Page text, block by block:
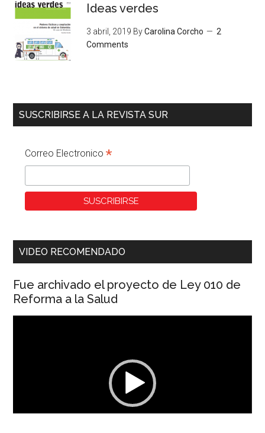
Ideas verdes
3 abril, 2019 ByCarolina Corcho
2
Comments
SUSCRIBIRSE A LA REVISTA SUR
Correo Electronico*
VIDEO RECOMENDADO
Fue archivado el proyecto de Ley 010 de
Reforma a la Salud